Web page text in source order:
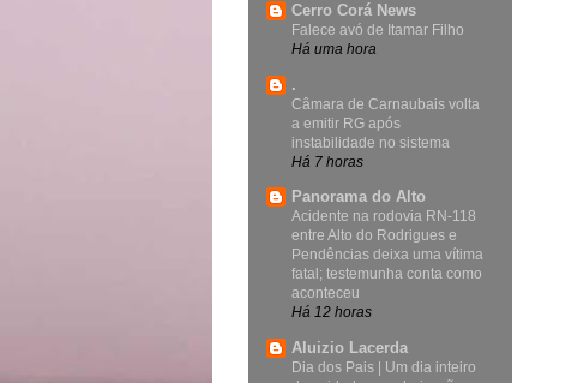
Cerro Corá News
Falece avó de Itamar Filho
Há uma hora
.
Câmara de Carnaubais volta
a emitir RG após
instabilidade no sistema
Há 7 horas
Panorama do Alto
Acidente na rodovia RN-118
entre Alto do Rodrigues e
Pendências deixa uma vítima
fatal; testemunha conta como
aconteceu
Há 12 horas
Aluizio Lacerda
Dia dos Pais | Um dia inteiro